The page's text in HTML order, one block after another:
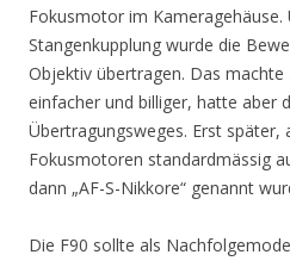
Fokusmotor im Kameragehäuse.
Stangenkupplung wurde die
Objektiv übertragen. Das machte
einfacher und billiger, hatte aber
Übertragungsweges. Erst später,
Fokusmotoren standardmässig
dann „AF-S-Nikkore“ genannt
Die F90 sollte als